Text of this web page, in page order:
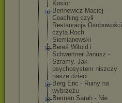
Kosior
Bennewicz Maciej -
Coaching czyli
Restauracja Osobowości
czyta Roch
Siemianowski
Bereś Witold i
Schwertner Janusz -
Szramy. Jak
psychosystem niszczy
nasze dzieci
Berg Eric - Ruiny na
wybrzeżu
Berman Sarah - Nie